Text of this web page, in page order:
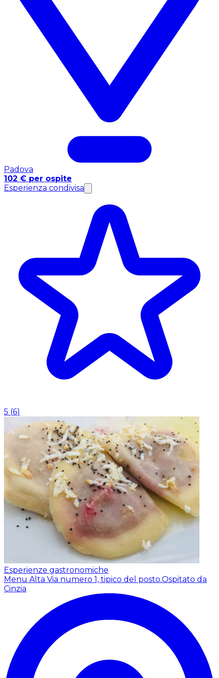
Padova
102 € per ospite
Esperienza condivisa
5 (6)
Esperienze gastronomiche
Menu Alta Via numero 1, tipico del posto.Ospitato da
Cinzia